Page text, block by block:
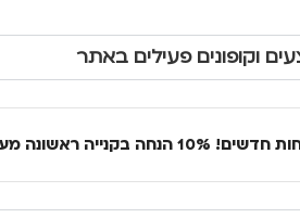
וקופונים פעילים באתר
בקנייה ראשונה מעל 100 שקל באתר.